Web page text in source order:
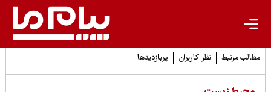
مرتبط نظر کاربران پربازدیدها